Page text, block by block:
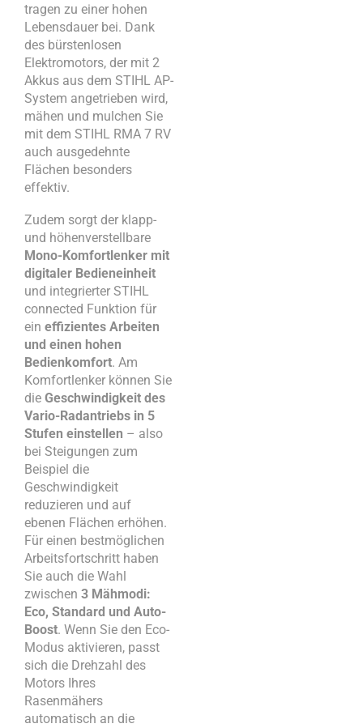
tragen zu einer hohen
Lebensdauer bei. Dank
des bürstenlosen
Elektromotors, der mit 2
Akkus aus dem STIHL AP-
System angetrieben wird,
mähen und mulchen Sie
mit dem STIHL RMA 7 RV
auch ausgedehnte
Flächen besonders
effektiv.
Zudem sorgt der klapp-
und höhenverstellbare
Mono-Komfortlenker mit
digitaler Bedieneinheit
und integrierter STIHL
connected Funktion für
ein effizientes Arbeiten
und einen hohen
Bedienkomfort. Am
Komfortlenker können Sie
die Geschwindigkeit des
Vario-Radantriebs in 5
Stufen einstellen – also
bei Steigungen zum
Beispiel die
Geschwindigkeit
reduzieren und auf
ebenen Flächen erhöhen.
Für einen bestmöglichen
Arbeitsfortschritt haben
Sie auch die Wahl
zwischen 3 Mähmodi:
Eco, Standard und Auto-
Boost. Wenn Sie den Eco-
Modus aktivieren, passt
sich die Drehzahl des
Motors Ihres
Rasenmähers
automatisch an die